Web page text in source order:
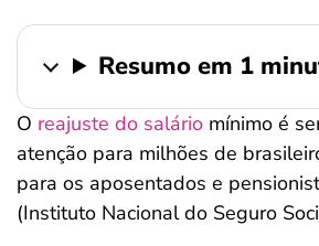
Resumo em 1
O reajuste do salário mínimo é
atenção para milhões de
para os aposentados e
(Instituto Nacional do Seguro